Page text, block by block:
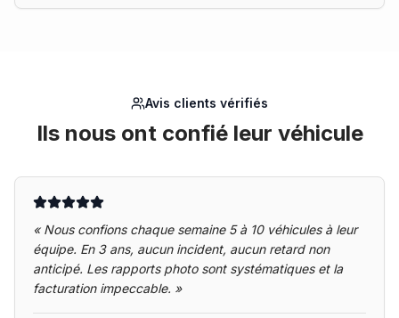
Avis clients vérifiés
Ils nous ont confié leur véhicule
« Nous confions chaque semaine 5 à 10 véhicules à leur
équipe. En 3 ans, aucun incident, aucun retard non
anticipé. Les rapports photo sont systématiques et la
facturation impeccable. »